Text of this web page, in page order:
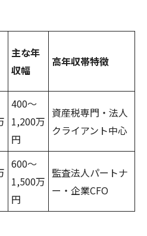
主な年
収幅
高年収帯特徴
400～
1,200万
円
資産税専門・法人
クライアント中心
600～
1,500万
円
監査法人パートナ
ー・企業CFO